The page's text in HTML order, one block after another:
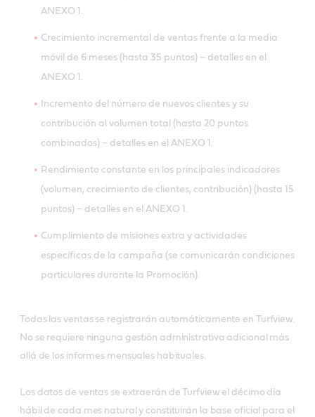
ANEXO 1.
Crecimiento incremental de ventas frente a la media
móvil de 6 meses (hasta 35 puntos) – detalles en el
ANEXO 1.
Incremento del número de nuevos clientes y su
contribución al volumen total (hasta 20 puntos
combinados) – detalles en el ANEXO 1.
Rendimiento constante en los principales indicadores
(volumen, crecimiento de clientes, contribución) (hasta 15
puntos) – detalles en el ANEXO 1.
Cumplimiento de misiones extra y actividades
específicas de la campaña (se comunicarán condiciones
particulares durante la Promoción).
Todas las ventas se registrarán automáticamente en Turfview.
No se requiere ninguna gestión administrativa adicional más
allá de los informes mensuales habituales.
Los datos de ventas se extraerán de Turfview el décimo día
hábil de cada mes natural y constituirán la base oficial para el